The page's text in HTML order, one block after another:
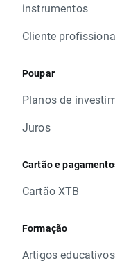
instrumentos
Cliente
Poupar
Planos de
Juros
Cartão e
Cartão XTB
Formação
Artigos educativos